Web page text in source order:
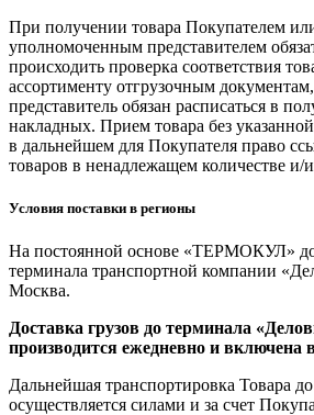
При получении товара Покупателем
уполномоченным представителем
происходить проверка соответствия
ассортименту отгрузочным
представитель обязан расписаться в
накладных. Прием товара без
в дальнейшем для Покупателя право
товаров в ненадлежащем количестве и/
Условия поставки в регионы
На постоянной основе «ТЕРМОКУЛ»
терминала транспортной компании
Москва.
Доставка грузов до терминала
производится ежедневно и включена
Дальнейшая транспортировка Товара
осуществляется силами и за счет